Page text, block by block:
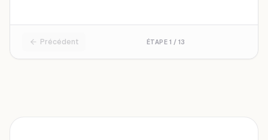
Précédent ÉTAPE 1 / 13